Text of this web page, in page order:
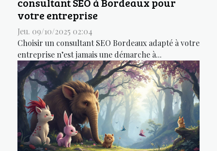
votre entreprise
Jeu. 09/10/2025 02:04
Choisir un consultant SEO Bordeaux adapté à votre
entreprise n’est jamais une démarche à...